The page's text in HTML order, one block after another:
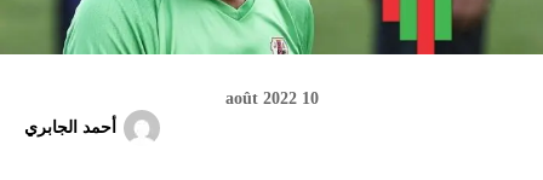
10 août 2022
أحمد الجابري